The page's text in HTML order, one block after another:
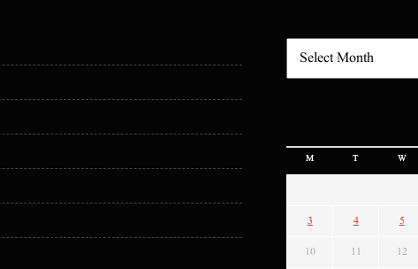
M T W
3 4 5
10 11 12